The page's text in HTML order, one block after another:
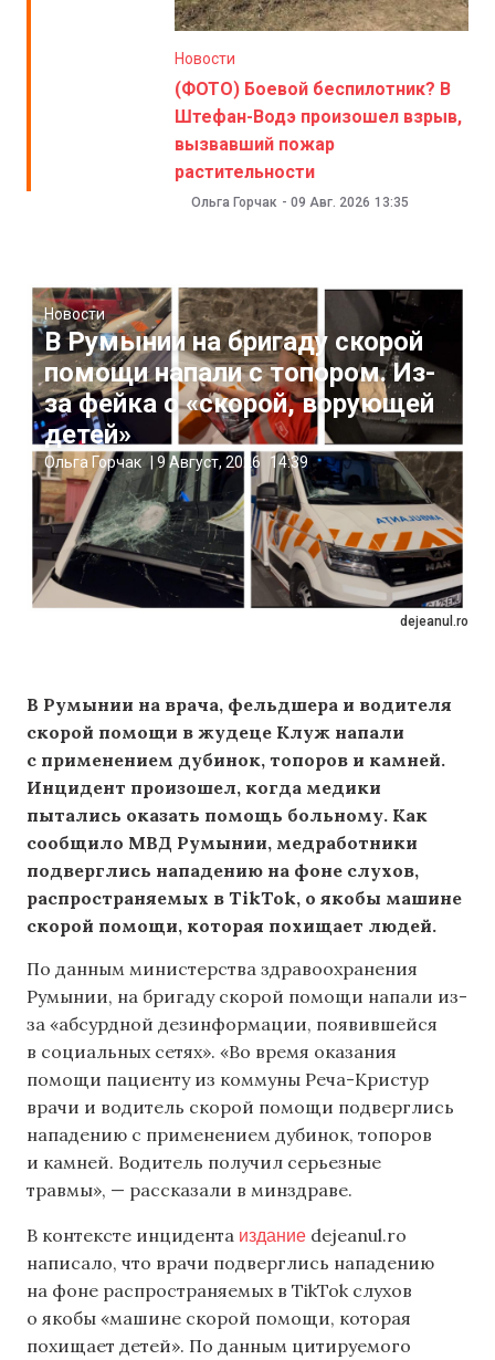
Новости
(ФОТО) Боевой беспилотник? В
Штефан-Водэ произошел взрыв,
вызвавший пожар
растительности
Ольга Горчак - 09 Авг. 2026 13:35
dejeanul.ro
Новости
В Румынии на бригаду скорой
помощи напали с топором. Из-
за фейка о «скорой, ворующей
детей»
Ольга Горчак 9 Август, 2026 14:39
В Румынии на врача, фельдшера и водителя
скорой помощи в жудеце Клуж напали
с применением дубинок, топоров и камней.
Инцидент произошел, когда медики
пытались оказать помощь больному. Как
сообщило МВД Румынии, медработники
подверглись нападению на фоне слухов,
распространяемых в TikTok, о якобы машине
скорой помощи, которая похищает людей.
По данным министерства здравоохранения
Румынии, на бригаду скорой помощи напали из-
за «абсурдной дезинформации, появившейся
в социальных сетях». «Во время оказания
помощи пациенту из коммуны Реча-Кристур
врачи и водитель скорой помощи подверглись
нападению с применением дубинок, топоров
и камней. Водитель получил серьезные
травмы», — рассказали в минздраве.
В контексте инцидента издание dejeanul.ro
написало, что врачи подверглись нападению
на фоне распространяемых в TikTok слухов
о якобы «машине скорой помощи, которая
похищает детей». По данным цитируемого